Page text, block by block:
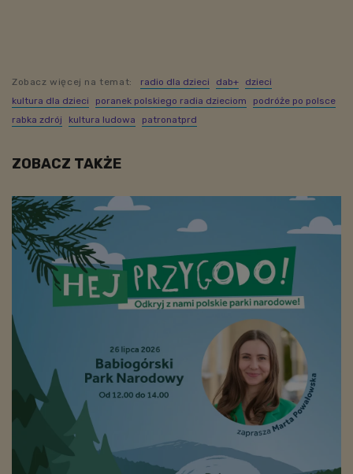
Zobacz więcej na temat: radio dla dzieci dab+
dzieci
kultura dla dzieci
poranek polskiego radia dzieciom
podróże po polsce
rabka zdrój
kultura ludowa patronatprd
ZOBACZ TAKŻE